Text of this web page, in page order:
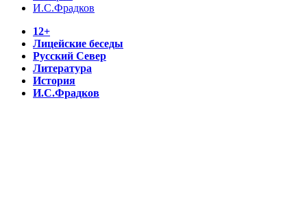
И.С.Фрадков
12+
Лицейские беседы
Русский Север
Литература
История
И.С.Фрадков